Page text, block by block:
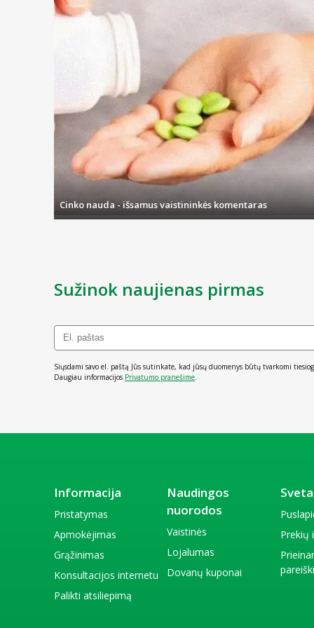
Dantų protezams ir plokštelėms taip pat reikia nemažai
Į šią kategoriją patenkančias priemones lengviausia išskirti į
antibakterinę priemonę.
Dantenų gelis gali padėti jautrioms bei dažnai kraujuojančioms
Čia taip pat rasite ir kosmetinės paskirties priemonių, kurios
Cinko nauda - išsamus vaistininkės komentaras
Sužinok naujienas pirmas
Siųsdami savo el. paštą Jūs sutinkate, kad jūsų duomenys būtų tvarkomi
Daugiau informacijos Privatumo pranešime
Informacija
Pristatymas
Apmokėjimas
Grąžinimas
Konsultacijos internetu
Palikti atsiliepimą
Naudingos
nuorodos
Vaistinės
Lojalumas
Dovanų kuponai
Prekių